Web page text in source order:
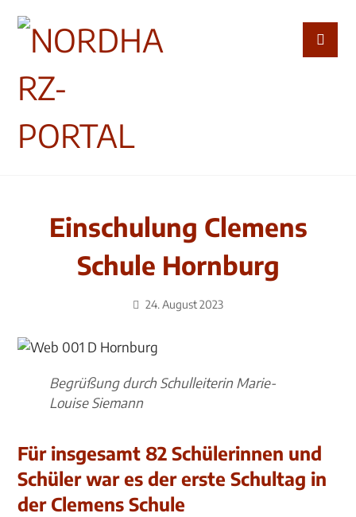
Einschulung Clemens
Schule Hornburg
24. August 2023
Begrüßung durch Schulleiterin Marie-
Louise Siemann
Für insgesamt 82 Schülerinnen und
Schüler war es der erste Schultag in
der Clemens Schule